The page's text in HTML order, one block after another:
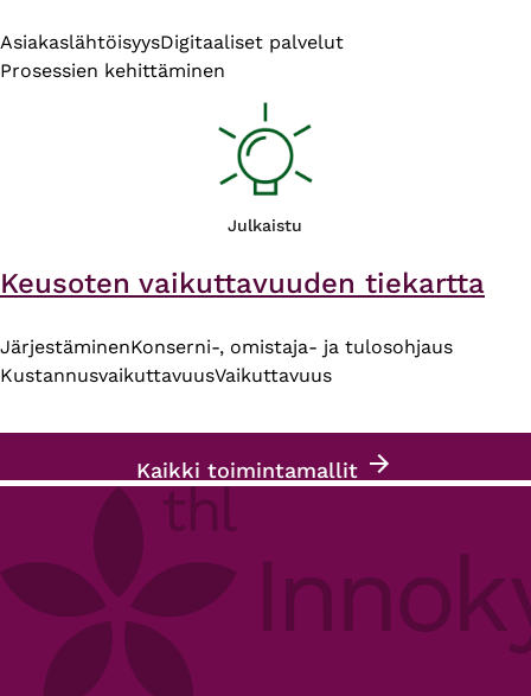
AsiakaslähtöisyysDigitaaliset palvelut
Prosessien kehittäminen
Julkaistu
Keusoten vaikuttavuuden tiekartta
JärjestäminenKonserni-, omistaja- ja tulosohjaus
KustannusvaikuttavuusVaikuttavuus
Kaikki toimintamallit